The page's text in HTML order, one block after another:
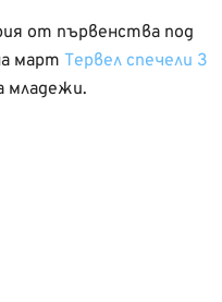
от първенства под
март Тервел спечели 3
младежи.